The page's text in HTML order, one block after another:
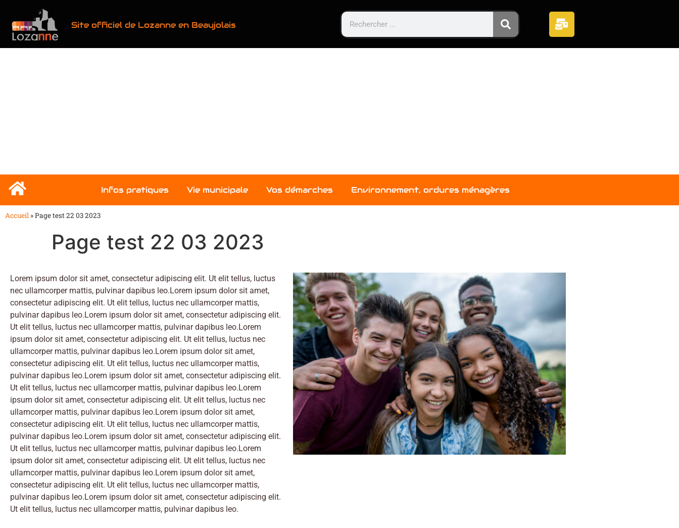
Site officiel de Lozanne en Beaujolais
Infos pratiques Vie municipale Vos démarches Environnement, ordures ménagères
Accueil »Page test 22 03 2023
Page test 22 03 2023
Lorem ipsum dolor sit amet, consectetur adipiscing elit. Ut elit tellus, luctus
nec ullamcorper mattis, pulvinar dapibus leo.Lorem ipsum dolor sit amet,
consectetur adipiscing elit. Ut elit tellus, luctus nec ullamcorper mattis,
pulvinar dapibus leo.Lorem ipsum dolor sit amet, consectetur adipiscing elit.
Ut elit tellus, luctus nec ullamcorper mattis, pulvinar dapibus leo.Lorem
ipsum dolor sit amet, consectetur adipiscing elit. Ut elit tellus, luctus nec
ullamcorper mattis, pulvinar dapibus leo.Lorem ipsum dolor sit amet,
consectetur adipiscing elit. Ut elit tellus, luctus nec ullamcorper mattis,
pulvinar dapibus leo.Lorem ipsum dolor sit amet, consectetur adipiscing elit.
Ut elit tellus, luctus nec ullamcorper mattis, pulvinar dapibus leo.Lorem
ipsum dolor sit amet, consectetur adipiscing elit. Ut elit tellus, luctus nec
ullamcorper mattis, pulvinar dapibus leo.Lorem ipsum dolor sit amet,
consectetur adipiscing elit. Ut elit tellus, luctus nec ullamcorper mattis,
pulvinar dapibus leo.Lorem ipsum dolor sit amet, consectetur adipiscing elit.
Ut elit tellus, luctus nec ullamcorper mattis, pulvinar dapibus leo.Lorem
ipsum dolor sit amet, consectetur adipiscing elit. Ut elit tellus, luctus nec
ullamcorper mattis, pulvinar dapibus leo.Lorem ipsum dolor sit amet,
consectetur adipiscing elit. Ut elit tellus, luctus nec ullamcorper mattis,
pulvinar dapibus leo.Lorem ipsum dolor sit amet, consectetur adipiscing elit.
Ut elit tellus, luctus nec ullamcorper mattis, pulvinar dapibus leo.